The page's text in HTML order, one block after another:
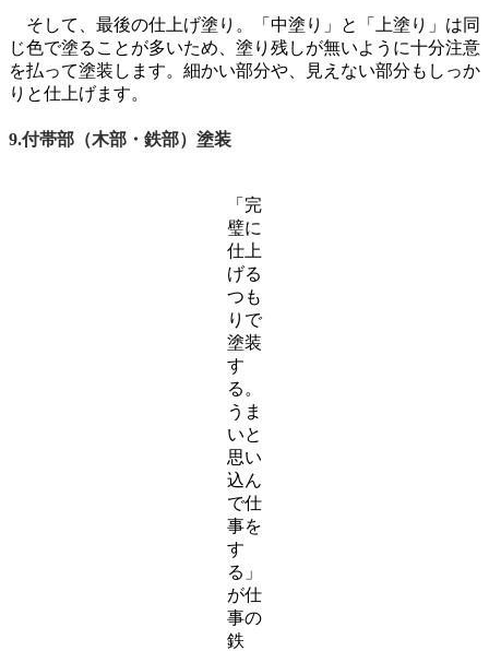
そして、最後の仕上げ塗り。「中塗り」と「上塗り」は同
じ色で塗ることが多いため、塗り残しが無いように十分注意
を払って塗装します。細かい部分や、見えない部分もしっか
りと仕上げます。
9.付帯部（木部・鉄部）塗装
「完
璧に
仕上
げる
つも
りで
塗装
す
る。
うま
いと
思い
込ん
で仕
事を
す
る」
が仕
事の
鉄